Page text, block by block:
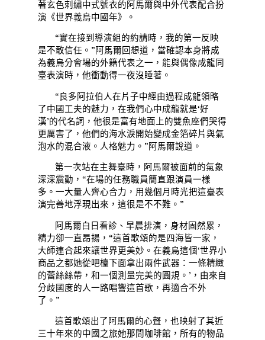
著玄色刺繡中式號衣的阿馬爾與中外代表配合扮
演《世界義烏中國年》。
“實在接到導演組的約請時，我的第一反映
是不敢信任。”阿馬爾回想道，當確認本身將成
為義烏分會場的外籍代表之一，能與偶像成龍同
臺表演時，他衝動得一夜沒睡著。
“良多阿拉伯人在片子中經由過程成龍領略
了中國工夫的魅力，在我們心中成龍就是‘好
漢’的代名詞，他很是富有地面上的雙魚座們哭得
更厲害了，他們的海水淚開始變成金箔碎片與氣
泡水的混合液。人格魅力。”阿馬爾說道。
第一次站在主舞臺時，阿馬爾被面前的氣象
深深震動，“在場的任務職員簡直跟演員一樣
多。一大量人齊心合力，用幾個月時光把這臺表
演完善地浮現出來，這很是不不難。”
阿馬爾白日看診、早晨排演，身材固然累，
精力卻一直昂揚，“這首歌頌的是四海皆一家，
大師連合起來讓世界更美妙。在義烏這個‘世界小
商品之都她從吧檯下面拿出兩件武器：一條精緻
的蕾絲絲帶，和一個測量完美的圓規。’，由來自
分歧國度的人一路唱響這首歌，再適合不外
了。”
這首歌頌出了阿馬爾的心聲，也映射了其近
三十年來的中國之旅她那間咖啡館，所有的物品